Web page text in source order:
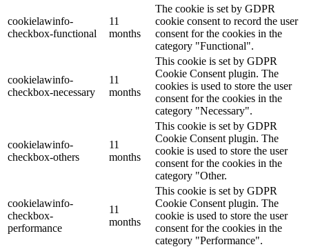
cookielawinfo-
checkbox-functional
11
months
The cookie is set by GDPR
cookie consent to record the user
consent for the cookies in the
category "Functional".
cookielawinfo-
checkbox-necessary
11
months
This cookie is set by GDPR
Cookie Consent plugin. The
cookies is used to store the user
consent for the cookies in the
category "Necessary".
cookielawinfo-
checkbox-others
11
months
This cookie is set by GDPR
Cookie Consent plugin. The
cookie is used to store the user
consent for the cookies in the
category "Other.
cookielawinfo-
checkbox-
performance
11
months
This cookie is set by GDPR
Cookie Consent plugin. The
cookie is used to store the user
consent for the cookies in the
category "Performance".